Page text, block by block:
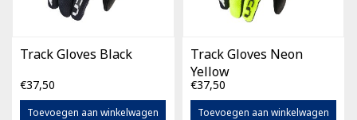
Track Gloves Black
€37,50
Toevoegen aan winkelwagen
Track Gloves Neon
Yellow
€37,50
Toevoegen aan winkelwagen